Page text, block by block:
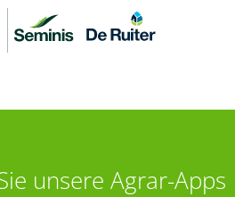
unsere Agrar-Apps